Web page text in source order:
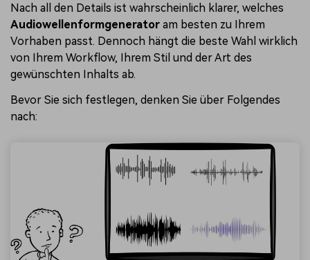
Nach all den Details ist wahrscheinlich klarer, welches
Audiowellenformgenerator am besten zu Ihrem
Vorhaben passt. Dennoch hängt die beste Wahl wirklich
von Ihrem Workflow, Ihrem Stil und der Art des
gewünschten Inhalts ab.
Bevor Sie sich festlegen, denken Sie über Folgendes
nach: